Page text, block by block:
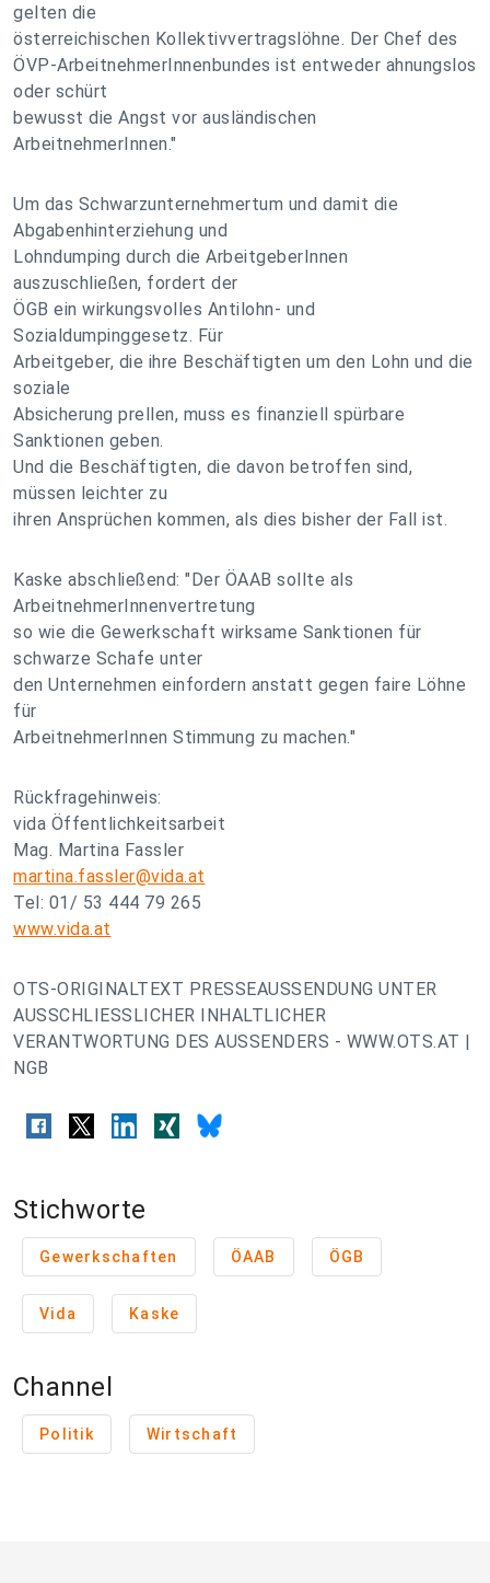
gelten die
österreichischen Kollektivvertragslöhne. Der Chef des
ÖVP-ArbeitnehmerInnenbundes ist entweder ahnungslos
oder schürt
bewusst die Angst vor ausländischen
ArbeitnehmerInnen."
Um das Schwarzunternehmertum und damit die
Abgabenhinterziehung und
Lohndumping durch die ArbeitgeberInnen
auszuschließen, fordert der
ÖGB ein wirkungsvolles Antilohn- und
Sozialdumpinggesetz. Für
Arbeitgeber, die ihre Beschäftigten um den Lohn und die
soziale
Absicherung prellen, muss es finanziell spürbare
Sanktionen geben.
Und die Beschäftigten, die davon betroffen sind,
müssen leichter zu
ihren Ansprüchen kommen, als dies bisher der Fall ist.
Kaske abschließend: "Der ÖAAB sollte als
ArbeitnehmerInnenvertretung
so wie die Gewerkschaft wirksame Sanktionen für
schwarze Schafe unter
den Unternehmen einfordern anstatt gegen faire Löhne
für
ArbeitnehmerInnen Stimmung zu machen."
Rückfragehinweis:
vida Öffentlichkeitsarbeit
Mag. Martina Fassler
martina.fassler@vida.at
Tel: 01/ 53 444 79 265
www.vida.at
OTS-ORIGINALTEXT PRESSEAUSSENDUNG UNTER
AUSSCHLIESSLICHER INHALTLICHER
VERANTWORTUNG DES AUSSENDERS - WWW.OTS.AT |
NGB
Stichworte
Gewerkschaften ÖAAB ÖGB
Vida Kaske
Channel
Politik Wirtschaft